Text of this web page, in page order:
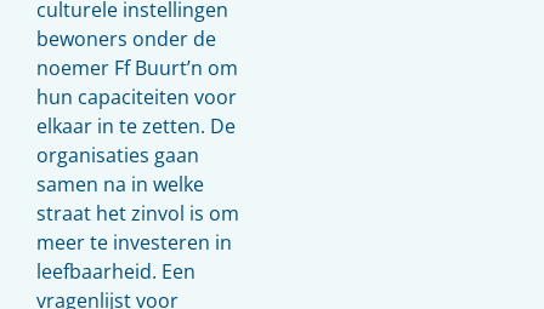
culturele instellingen
bewoners onder de
noemer Ff Buurt’n om
hun capaciteiten voor
elkaar in te zetten. De
organisaties gaan
samen na in welke
straat het zinvol is om
meer te investeren in
leefbaarheid. Een
vragenlijst voor